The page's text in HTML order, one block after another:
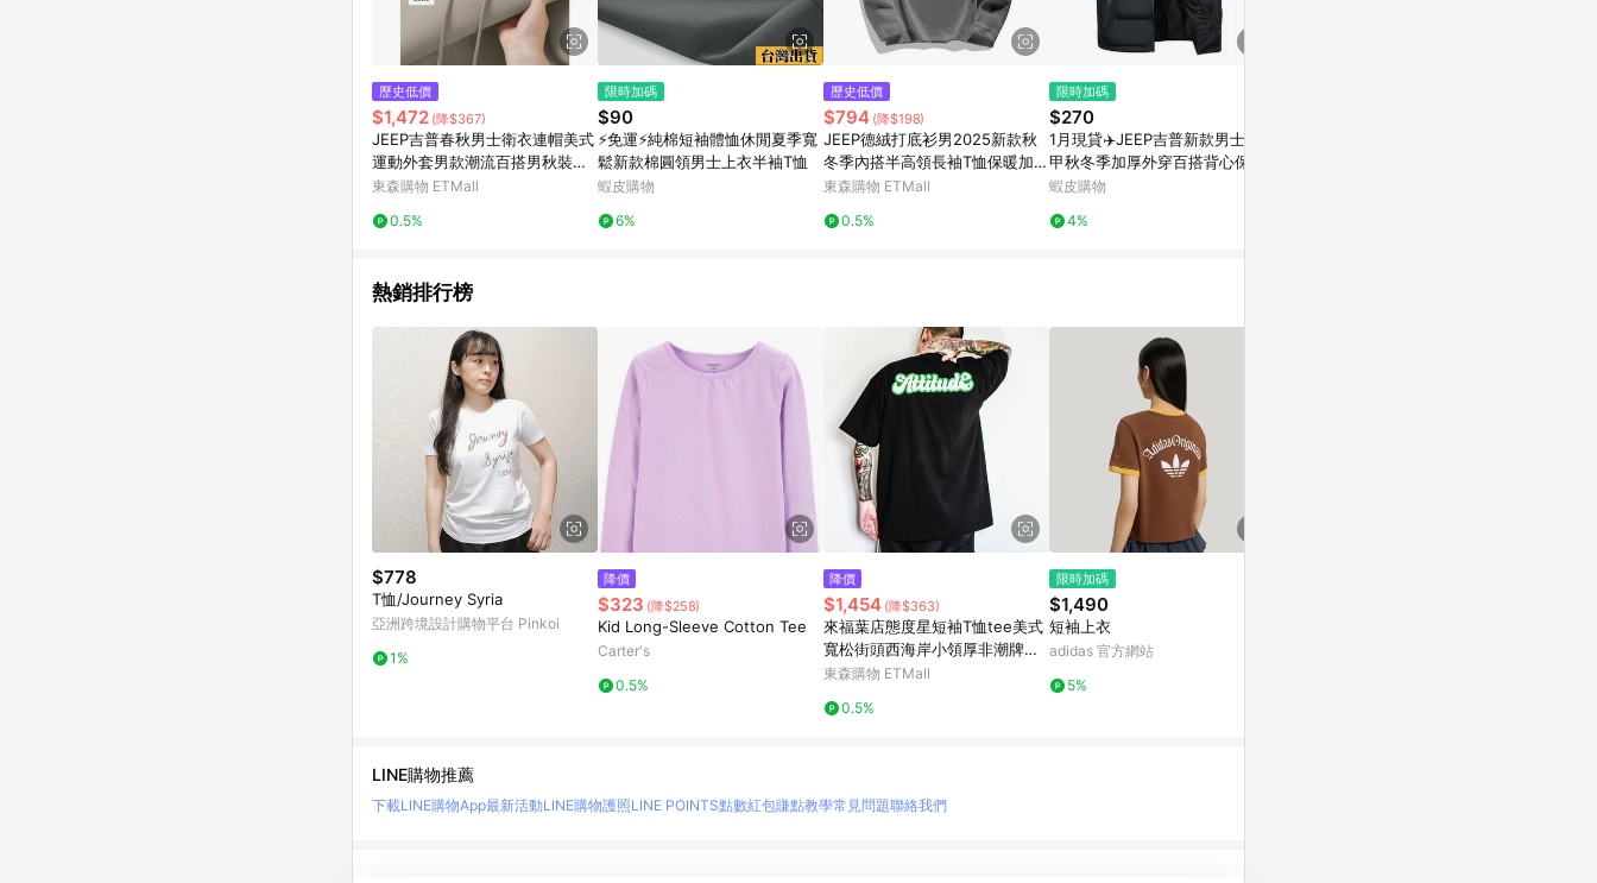
歷史低價
$1,472 (降$367)
JEEP吉普春秋男士衛衣連帽美式
運動外套男款潮流百搭男秋裝上
衣C
東森購物 ETMall
0.5%
限時加碼
$90
⚡免運⚡純棉短袖體恤休閒夏季寬
鬆新款棉圓領男士上衣半袖T恤
蝦皮購物
6%
歷史低價
$794 (降$198)
JEEP德絨打底衫男2025新款秋
冬季內搭半高領長袖T恤保暖加絨
衛衣
東森購物 ETMall
0.5%
限時加碼
$270
1月現貸✈️JEEP吉普新款男士馬
甲秋冬季加厚外穿百搭背心保暖
外套 ZWEX
蝦皮購物
4%
熱銷排行榜
$778
T恤/Journey Syria
亞洲跨境設計購物平台 Pinkoi
1%
降價
$323 (降$258)
Kid Long-Sleeve Cotton Tee
Carter's
0.5%
降價
$1,454 (降$363)
來福葉店態度星短袖T恤tee美式
寬松街頭西海岸小領厚非潮牌逆
潮流
東森購物 ETMall
0.5%
限時加碼
$1,490
短袖上衣
adidas 官方網站
5%
LINE購物推薦
下載LINE購物App最新活動LINE購物護照LINE POINTS點數紅包賺點教學常見問題聯絡我們